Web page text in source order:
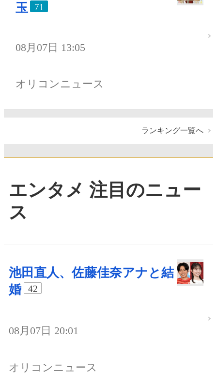
玉
71
08月07日 13:05
オリコンニュース
ランキング一覧へ
エンタメ 注目のニュー
ス
池田直人、佐藤佳奈アナと結
婚
42
08月07日 20:01
オリコンニュース